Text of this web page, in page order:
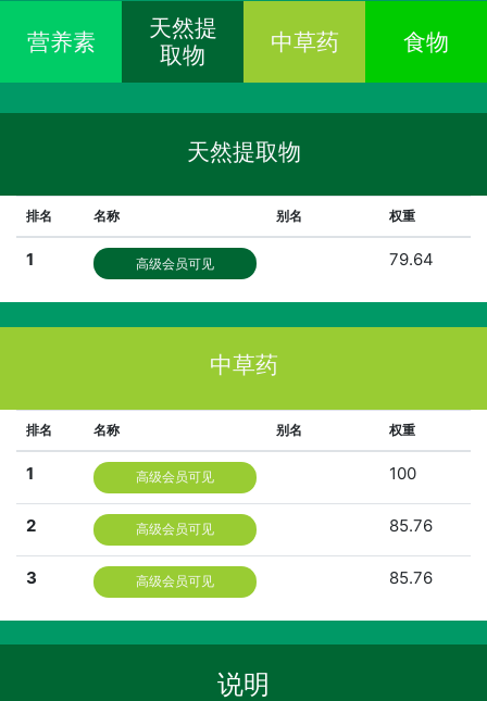
营养素
天然提
取物
中草药 食物
天然提取物
排名 名称 别名 权重
1 高级会员可见 79.64
中草药
排名 名称 别名 权重
1 高级会员可见 100
2 高级会员可见 85.76
3 高级会员可见 85.76
说明